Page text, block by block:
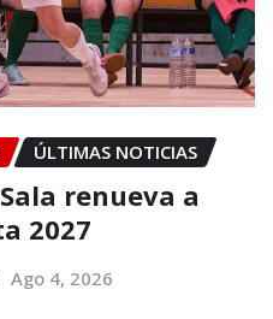
ÚLTIMAS NOTICIAS
renueva a
2027
Ago 4, 2026